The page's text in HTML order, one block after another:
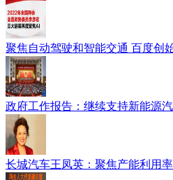
聚焦自动驾驶和智能交通 百度创
政府工作报告：继续支持新能源
长城汽车王凤英：聚焦产能利用